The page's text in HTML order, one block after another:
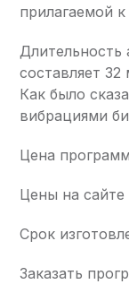
прилагаемой
составляет 32
Как было
вибрациями
Цена
Цены на сайте
Срок
Заказать